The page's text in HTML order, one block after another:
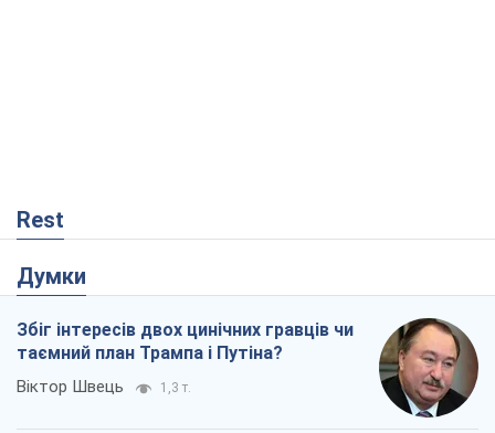
Rest
Думки
Збіг інтересів двох цинічних гравців чи
таємний план Трампа і Путіна?
Віктор Швець 1,3 т.